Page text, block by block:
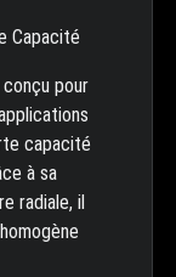
Capacité
pour
capacité
à sa
radiale, il